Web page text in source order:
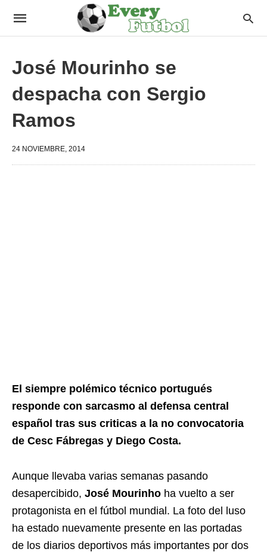
José Mourinho se
despacha con Sergio
Ramos
24 NOVIEMBRE, 2014
El siempre polémico técnico portugués
responde con sarcasmo al defensa central
español tras sus criticas a la no convocatoria
de Cesc Fábregas y Diego Costa.
Aunque llevaba varias semanas pasando
desapercibido, José Mourinho ha vuelto a ser
protagonista en el fútbol mundial. La foto del luso
ha estado nuevamente presente en las portadas
de los diarios deportivos más importantes por dos